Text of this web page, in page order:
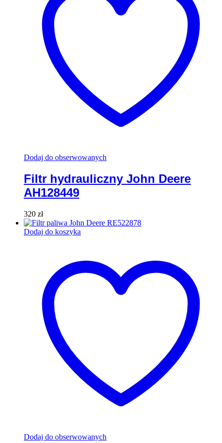
Dodaj do obserwowanych
Filtr hydrauliczny John Deere
AH128449
320 zł
Dodaj do koszyka
Dodaj do obserwowanych